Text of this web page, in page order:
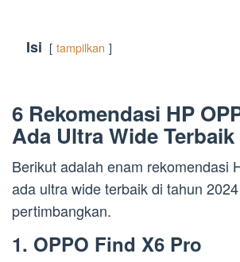
Isi tampilkan
6 Rekomendasi HP
Ada Ultra Wide Terbaik
Berikut adalah enam rekomendasi
ada ultra wide terbaik di tahun
pertimbangkan.
1. OPPO Find X6 Pro